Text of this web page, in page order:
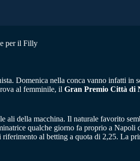
per il Filly
Domenica nella conca vanno infatti in
al femminile, il Gran Premio Città di
ali della macchina. Il naturale favorito
qualche giorno fa proprio a Napoli
al betting a quota di 2,25. La